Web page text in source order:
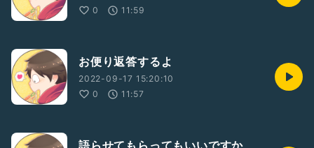
0
11:59
お便り返答するよ
2022-09-17 15:20:10
0
11:57
語らせてもらってもいいですか